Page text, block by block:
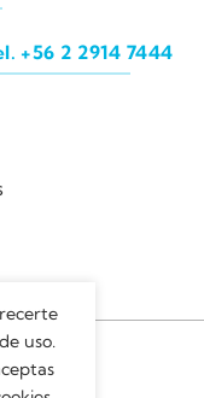
+56 2 2914 7444
uso.